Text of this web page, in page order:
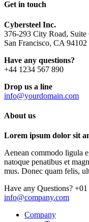
Get in touch
Cybersteel Inc.
376-293 City Road, Suite
San Francisco, CA 94102
Have any questions?
+44 1234 567 890
Drop us a line
info@yourdomain.com
About us
Lorem ipsum dolor sit
Aenean commodo ligula
natoque penatibus et
mus. Donec quam felis,
Have any Questions? +01
info@company.com
Company